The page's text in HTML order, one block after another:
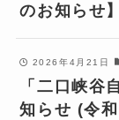
のお知らせ】
2026年4月21日
「二口峡谷
知らせ (令